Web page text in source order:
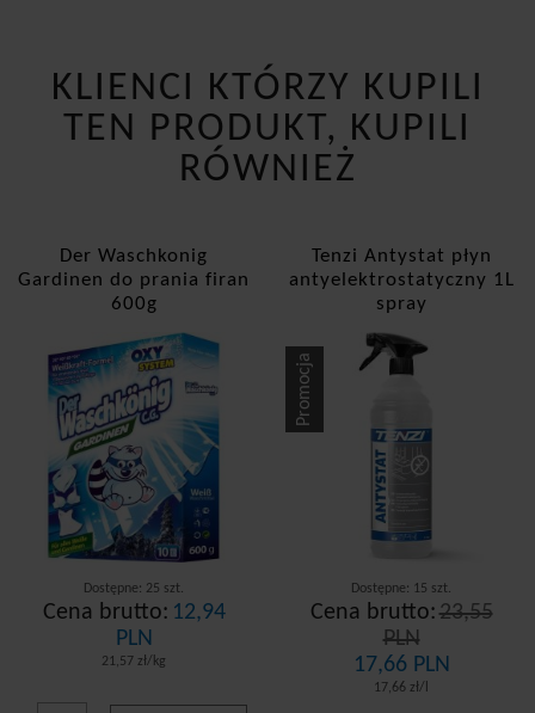
KLIENCI KTÓRZY KUPILI
TEN PRODUKT, KUPILI
RÓWNIEŻ
Der Waschkonig
Gardinen do prania firan
600g
Dostępne: 25 szt.
Cena brutto: 12,94
PLN
21,57 zł/kg
Tenzi Antystat płyn
antyelektrostatyczny 1L
spray
Dostępne: 15 szt.
Cena brutto: 23,55
PLN
17,66 PLN
17,66 zł/l
Promocja